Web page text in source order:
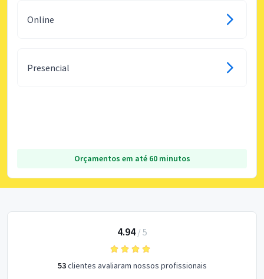
Online
Presencial
Orçamentos em até 60 minutos
4.94/ 5
53clientes avaliaram nossos profissionais